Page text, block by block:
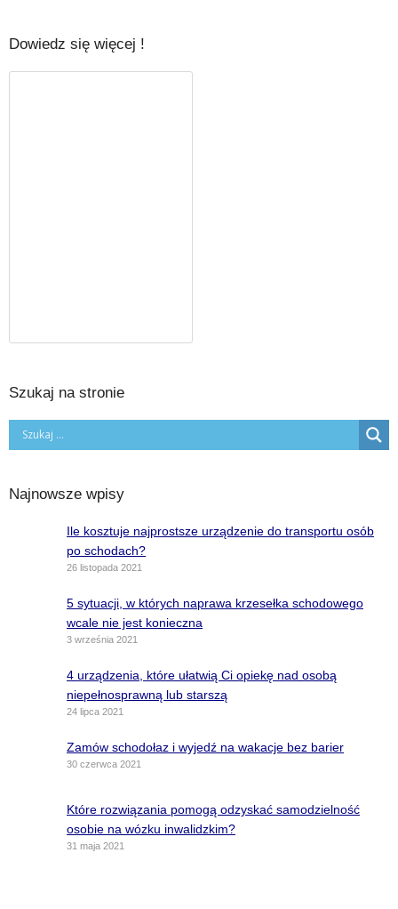
Dowiedz się więcej !
Szukaj na stronie
Najnowsze wpisy
Ile kosztuje najprostsze urządzenie do transportu osób
po schodach?
26 listopada 2021
5 sytuacji, w których naprawa krzesełka schodowego
wcale nie jest konieczna
3 września 2021
4 urządzenia, które ułatwią Ci opiekę nad osobą
niepełnosprawną lub starszą
24 lipca 2021
Zamów schodołaz i wyjedź na wakacje bez barier
30 czerwca 2021
Które rozwiązania pomogą odzyskać samodzielność
osobie na wózku inwalidzkim?
31 maja 2021